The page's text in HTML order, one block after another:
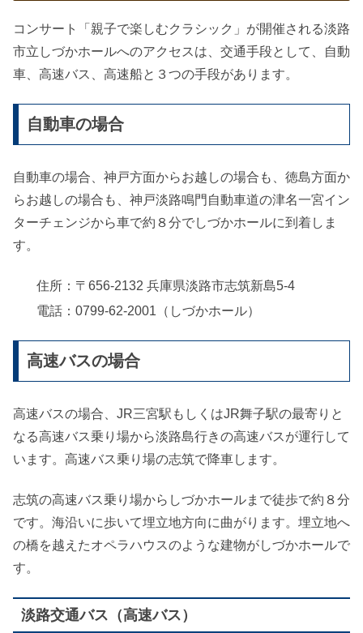
コンサート「親子で楽しむクラシック」が開催される淡路
市立しづかホールへのアクセスは、交通手段として、自動
車、高速バス、高速船と３つの手段があります。
自動車の場合
自動車の場合、神戸方面からお越しの場合も、徳島方面か
らお越しの場合も、神戸淡路鳴門自動車道の津名一宮イン
ターチェンジから車で約８分でしづかホールに到着しま
す。
住所：〒656-2132 兵庫県淡路市志筑新島5-4
電話：0799-62-2001（しづかホール）
高速バスの場合
高速バスの場合、JR三宮駅もしくはJR舞子駅の最寄りと
なる高速バス乗り場から淡路島行きの高速バスが運行して
います。高速バス乗り場の志筑で降車します。
志筑の高速バス乗り場からしづかホールまで徒歩で約８分
です。海沿いに歩いて埋立地方向に曲がります。埋立地へ
の橋を越えたオペラハウスのような建物がしづかホールで
す。
淡路交通バス（高速バス）